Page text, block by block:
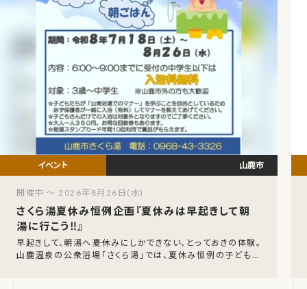
さくら湯夏休み恒例企画『夏休みは早起きして朝
湯に行こう‼』
早起きして、朝湯へ――夏休みにしかできない、とっておきの体験。
山鹿温泉の公衆浴場「さくら湯」では、夏休み恒例の子ども向
山鹿市
開催中 ～ 2026年8月26日(水)